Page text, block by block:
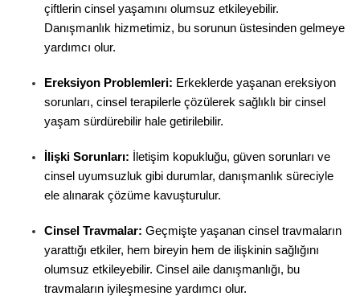
çiftlerin cinsel yaşamını olumsuz etkileyebilir.
Danışmanlık hizmetimiz, bu sorunun üstesinden gelmeye
yardımcı olur.
Ereksiyon Problemleri: Erkeklerde yaşanan ereksiyon
sorunları, cinsel terapilerle çözülerek sağlıklı bir cinsel
yaşam sürdürebilir hale getirilebilir.
İlişki Sorunları: İletişim kopukluğu, güven sorunları ve
cinsel uyumsuzluk gibi durumlar, danışmanlık süreciyle
ele alınarak çözüme kavuşturulur.
Cinsel Travmalar: Geçmişte yaşanan cinsel travmaların
yarattığı etkiler, hem bireyin hem de ilişkinin sağlığını
olumsuz etkileyebilir. Cinsel aile danışmanlığı, bu
travmaların iyileşmesine yardımcı olur.